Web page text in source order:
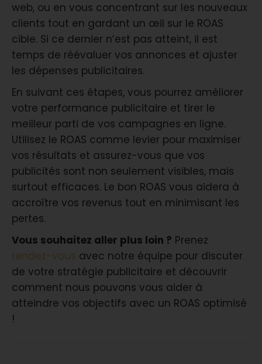
web, ou en vous concentrant sur les nouveaux
clients tout en gardant un œil sur le ROAS
cible. Si ce dernier n’est pas atteint, il est
temps de réévaluer vos annonces et ajuster
les dépenses publicitaires.
En suivant ces étapes, vous pourrez améliorer
votre performance publicitaire et tirer le
meilleur parti de vos campagnes en ligne.
Utilisez le ROAS comme levier pour maximiser
vos résultats et assurez-vous que vos
publicités sont non seulement visibles, mais
surtout efficaces. Le bon ROAS vous aidera à
accroître vos revenus tout en minimisant les
pertes.
Vous souhaitez aller plus loin ? Prenez
rendez-vous avec notre équipe pour discuter
de votre stratégie publicitaire et découvrir
comment nous pouvons vous aider à
atteindre vos objectifs avec un ROAS optimisé
!